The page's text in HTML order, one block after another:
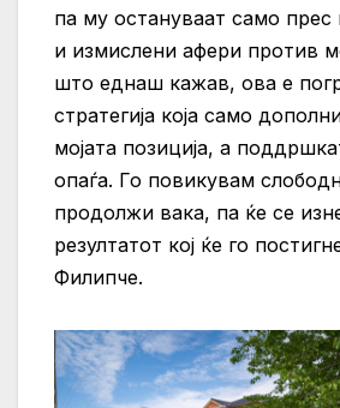
па му остануваат само
и измислени афери против
што еднаш кажав, ова е
стратегија која само
мојата позиција, а
опаѓа. Го повикувам
продолжи вака, па ќе се
резултатот кој ќе го
Филипче.